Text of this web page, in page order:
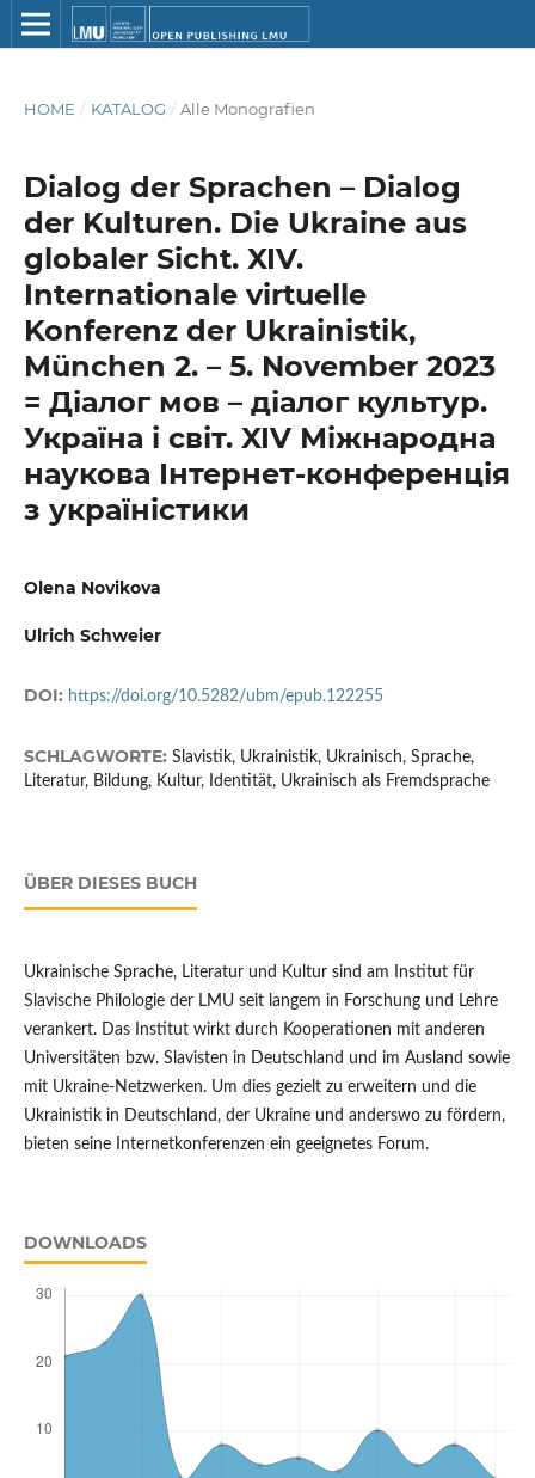
HOME / KATALOG / Alle Monografien
Dialog der Sprachen – Dialog
der Kulturen. Die Ukraine aus
globaler Sicht. XIV.
Internationale virtuelle
Konferenz der Ukrainistik,
München 2. – 5. November 2023
= Діалог мов – діалог культур.
Україна і світ. XIV Міжнародна
наукова Інтернет-конференція
з україністики
Olena Novikova
Ulrich Schweier
DOI: https://doi.org/10.5282/ubm/epub.122255
SCHLAGWORTE: Slavistik, Ukrainistik, Ukrainisch, Sprache,
Literatur, Bildung, Kultur, Identität, Ukrainisch als Fremdsprache
ÜBER DIESES BUCH
Ukrainische Sprache, Literatur und Kultur sind am Institut für
Slavische Philologie der LMU seit langem in Forschung und Lehre
verankert. Das Institut wirkt durch Kooperationen mit anderen
Universitäten bzw. Slavisten in Deutschland und im Ausland sowie
mit Ukraine-Netzwerken. Um dies gezielt zu erweitern und die
Ukrainistik in Deutschland, der Ukraine und anderswo zu fördern,
bieten seine Internetkonferenzen ein geeignetes Forum.
DOWNLOADS